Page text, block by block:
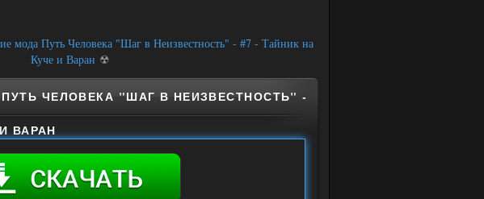
мода Путь Человека "Шаг в Неизвестность" - #7 - Тайник на
Куче и Варан ☢
ЧЕЛОВЕКА "ШАГ В НЕИЗВЕСТНОСТЬ" -
ВАРАН